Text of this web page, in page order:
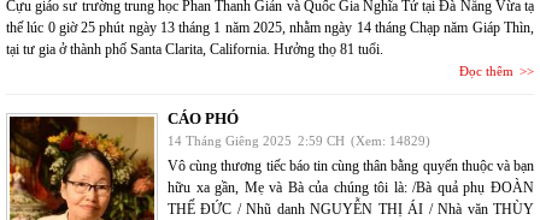
Cựu giáo sư trường trung học Phan Thanh Giản và Quốc Gia Nghĩa Tử tại Đà Nẵng Vừa tạ
thế lúc 0 giờ 25 phút ngày 13 tháng 1 năm 2025, nhằm ngày 14 tháng Chạp năm Giáp Thìn,
tại tư gia ở thành phố Santa Clarita, California. Hưởng thọ 81 tuổi.
Đọc thêm
CÁO PHÓ
14 Tháng Giêng 2025 2:59 CH (Xem: 14829)
Vô cùng thương tiếc báo tin cùng thân bằng quyến thuộc và bạn
hữu xa gần, Mẹ và Bà của chúng tôi là: /Bà quả phụ ĐOÀN
THẾ ĐỨC / Nhũ danh NGUYỄN THỊ ÁI / Nhà văn THÙY